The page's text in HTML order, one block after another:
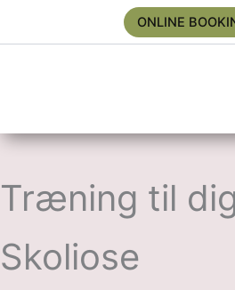
ONLINE
Træning til
Skoliose